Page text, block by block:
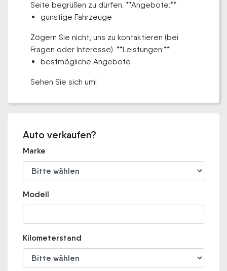
Seite begrüßen zu dürfen. **Angebote:**
günstige Fahrzeuge
Zögern Sie nicht, uns zu kontaktieren (bei
Fragen oder Interesse). **Leistungen:**
bestmögliche Angebote
Sehen Sie sich um!
Auto verkaufen?
Marke
Modell
Kilometerstand